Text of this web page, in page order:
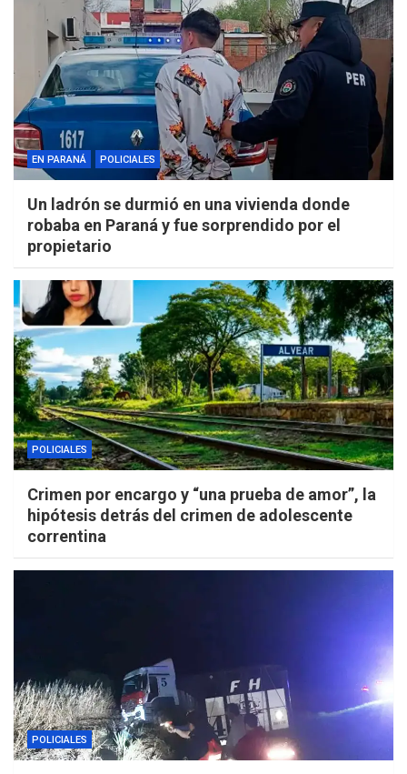
EN PARANÁ POLICIALES
Un ladrón se durmió en una vivienda donde
robaba en Paraná y fue sorprendido por el
propietario
POLICIALES
Crimen por encargo y “una prueba de amor”, la
hipótesis detrás del crimen de adolescente
correntina
POLICIALES